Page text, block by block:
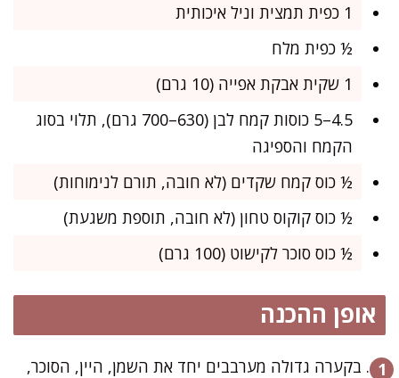
1 כפית תמצית וניל איכותית
½ כפית מלח
1 שקית אבקת אפייה (10 גרם)
4.5–5 כוסות קמח לבן (630–700 גרם), תלוי בסוג
הקמח והספיגה
½ כוס קמח שקדים (לא חובה, תורם לנימוחות)
½ כוס קוקוס טחון (לא חובה, תוספת משגעת)
½ כוס סוכר לקישוט (100 גרם)
אופן ההכנה
בקערה גדולה מערבבים יחד את השמן, היין, הסוכר,